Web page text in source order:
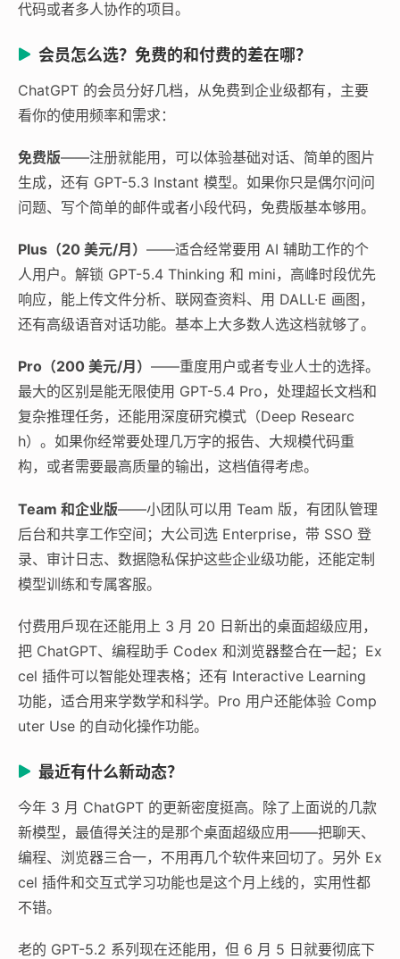
代码或者多人协作的项目。
会员怎么选？免费的和付费的差在哪？
ChatGPT 的会员分好几档，从免费到企业级都有，主要
看你的使用频率和需求：
免费版——注册就能用，可以体验基础对话、简单的图片
生成，还有 GPT-5.3 Instant 模型。如果你只是偶尔问问
问题、写个简单的邮件或者小段代码，免费版基本够用。
Plus（20 美元/月） ——适合经常要用 AI 辅助工作的个
人用户。解锁 GPT-5.4 Thinking 和 mini，高峰时段优先
响应，能上传文件分析、联网查资料、用 DALL·E 画图，
还有高级语音对话功能。基本上大多数人选这档就够了。
Pro（200 美元/月） ——重度用户或者专业人士的选择。
最大的区别是能无限使用 GPT-5.4 Pro，处理超长文档和
复杂推理任务，还能用深度研究模式（Deep Researc
h）。如果你经常要处理几万字的报告、大规模代码重
构，或者需要最高质量的输出，这档值得考虑。
Team 和企业版——小团队可以用 Team 版，有团队管理
后台和共享工作空间；大公司选 Enterprise，带 SSO 登
录、审计日志、数据隐私保护这些企业级功能，还能定制
模型训练和专属客服。
付费用戶现在还能用上 3 月 20 日新出的桌面超级应用，
把 ChatGPT、编程助手 Codex 和浏览器整合在一起；Ex
cel 插件可以智能处理表格；还有 Interactive Learning
功能，适合用来学数学和科学。Pro 用户还能体验 Comp
uter Use 的自动化操作功能。
最近有什么新动态？
今年 3 月 ChatGPT 的更新密度挺高。除了上面说的几款
新模型，最值得关注的是那个桌面超级应用——把聊天、
编程、浏览器三合一，不用再几个软件来回切了。另外 Ex
cel 插件和交互式学习功能也是这个月上线的，实用性都
不错。
老的 GPT-5.2 系列现在还能用，但 6 月 5 日就要彻底下